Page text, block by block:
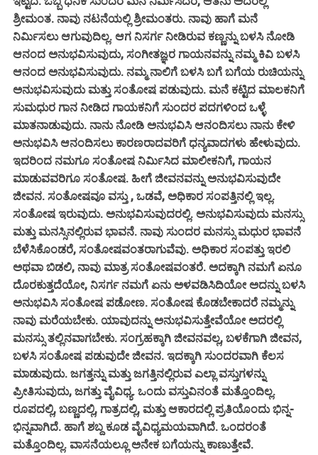
ಶ್ರೀಮಂತ. ನಾವು ನಟನೆಯಲ್ಲಿ ಶ್ರೀಮಂತರು. ನಾವು ಹಾಗೆ ಮನೆ
ನಿರ್ಮಿಸಲು ಆಗುವುದಿಲ್ಲ. ಆಗ ನಿಸರ್ಗ ನೀಡಿರುವ ಕಣ್ಣನ್ನು ಬಳಸಿ ನೋಡಿ
ಆನಂದ ಅನುಭವಿಸುವುದು, ಸಂಗೀತಜ್ಞರ ಗಾಯನವನ್ನು ನಮ್ಮ ಕಿವಿ ಬಳಸಿ
ಆನಂದ ಅನುಭವಿಸುವುದು. ನಮ್ಮ ನಾಲಿಗೆ ಬಳಸಿ ಬಗೆ ಬಗೆಯ ರುಚಿಯನ್ನು
ಅನುಭವಿಸುವುದು ಮತ್ತು ಸಂತೋಷ ಪಡುವುದು. ಮನೆ ಕಟ್ಟಿದ ಮಾಲಕನಿಗೆ
ಸುಮಧುರ ಗಾನ ನೀಡಿದ ಗಾಯಕನಿಗೆ ಸುಂದರ ಪದಗಳಿಂದ ಒಳ್ಳೆ
ಮಾತನಾಡುವುದು. ನಾನು ನೋಡಿ ಅನುಭವಿಸಿ ಆನಂದಿಸಲು ನಾನು ಕೇಳಿ
ಅನುಭವಿಸಿ ಆನಂದಿಸಲು ಕಾರಣರಾದವರಿಗೆ ಧನ್ಯವಾದಗಳು ಹೇಳುವುದು.
ಇದರಿಂದ ನಮಗೂ ಸಂತೋಷ ನಿರ್ಮಿಸಿದ ಮಾಲೀಕನಿಗೆ, ಗಾಯನ
ಮಾಡುವವರಿಗೂ ಸಂತೋಷ. ಹೀಗೆ ಜೀವನವನ್ನು ಅನುಭವಿಸುವುದೇ
ಜೀವನ. ಸಂತೋಷವೂ ವಸ್ತು , ಒಡವೆ, ಅಧಿಕಾರ ಸಂಪತ್ತಿನಲ್ಲಿ ಇಲ್ಲ.
ಸಂತೋಷ ಇರುವುದು. ಅನುಭವಿಸುವುದರಲ್ಲಿ. ಅನುಭವಿಸುವುದು ಮನಸ್ಸು
ಮತ್ತು ಮನಸ್ಸಿನಲ್ಲಿರುವ ಭಾವನೆ. ನಾವು ಸುಂದರ ಮನಸ್ಸು ಮಧುರ ಭಾವನೆ
ಬೆಳೆಸಿಕೊಂಡರೆ, ಸಂತೋಷವಂತರಾಗುವೆವು. ಅಧಿಕಾರ ಸಂಪತ್ತು ಇರಲಿ
ಅಥವಾ ಬಿಡಲಿ, ನಾವು ಮಾತ್ರ ಸಂತೋಷವಂತರೆ. ಅದಕ್ಕಾಗಿ ನಮಗೆ ಏನೂ
ದೊರಕುತ್ತದೆಯೋ, ನಿಸರ್ಗ ನಮಗೆ ಏನು ಅಳವಡಿಸಿದಿಯೋ ಅದನ್ನು ಬಳಸಿ
ಅನುಭವಿಸಿ ಸಂತೋಷ ಪಡೋಣ. ಸಂತೋಷ ಕೊಡಬೇಕಾದರೆ ನಮ್ಮನ್ನು
ನಾವು ಮರೆಯಬೇಕು. ಯಾವುದನ್ನು ಅನುಭವಿಸುತ್ತೇವೆಯೋ ಅದರಲ್ಲಿ
ಮನಸ್ಸು ತಲ್ಲಿನವಾಗಬೇಕು. ಸಂಗ್ರಹಕ್ಕಾಗಿ ಜೀವನವಲ್ಲ, ಬಳಕೆಗಾಗಿ ಜೀವನ,
ಬಳಸಿ ಸಂತೋಷ ಪಡುವುದೇ ಜೀವನ. ಇದಕ್ಕಾಗಿ ಸುಂದರವಾಗಿ ಕೆಲಸ
ಮಾಡುವುದು. ಜಗತ್ತನ್ನು ಮತ್ತು ಜಗತ್ತಿನಲ್ಲಿರುವ ಎಲ್ಲಾ ವಸ್ತುಗಳನ್ನು
ಪ್ರೀತಿಸುವುದು, ಜಗತ್ತು ವೈವಿಧ್ಯ. ಒಂದು ವಸ್ತುವಿನಂತೆ ಮತ್ತೊಂದಿಲ್ಲ.
ರೂಪದಲ್ಲಿ, ಬಣ್ಣದಲ್ಲಿ, ಗಾತ್ರದಲ್ಲಿ, ಮತ್ತು ಆಕಾರದಲ್ಲಿ ಪ್ರತಿಯೊಂದು ಭಿನ್ನ-
ಭಿನ್ನವಾಗಿದೆ. ಹಾಗೆ ಶಬ್ದ ಕೂಡ ವೈವಿಧ್ಯಮಯವಾಗಿದೆ. ಒಂದರಂತೆ
ಮತ್ತೊಂದಿಲ್ಲ. ವಾಸನೆಯಲ್ಲೂ ಅನೇಕ ಬಗೆಯನ್ನು ಕಾಣುತ್ತೇವೆ.